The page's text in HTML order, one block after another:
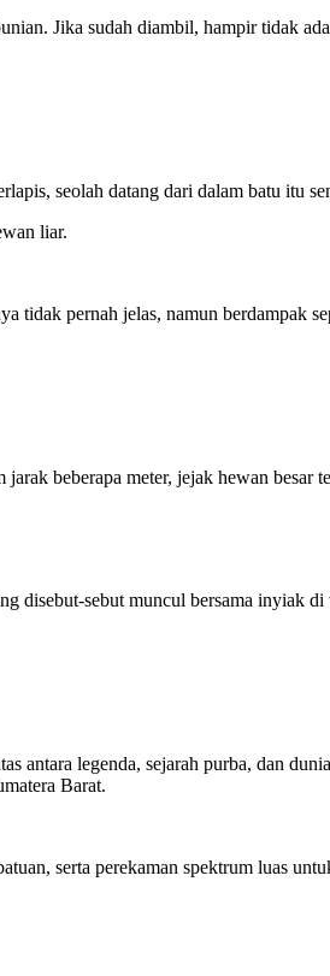
Jika sudah diambil, hampir tidak
seolah datang dari dalam batu itu
liar.
tidak pernah jelas, namun berdampak
beberapa meter, jejak hewan
disebut-sebut muncul bersama inyiak
antara legenda, sejarah purba, dan
Barat.
serta perekaman spektrum luas